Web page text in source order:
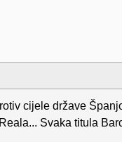
cijele države
Svaka titula